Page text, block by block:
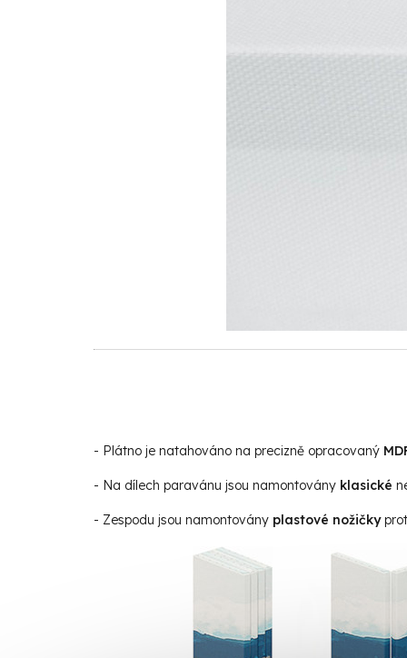
- Plátno je natahováno na precizně opracovaný
- Na dílech paravánu jsou namontovány klasické
- Zespodu jsou namontovány plastové nožičky